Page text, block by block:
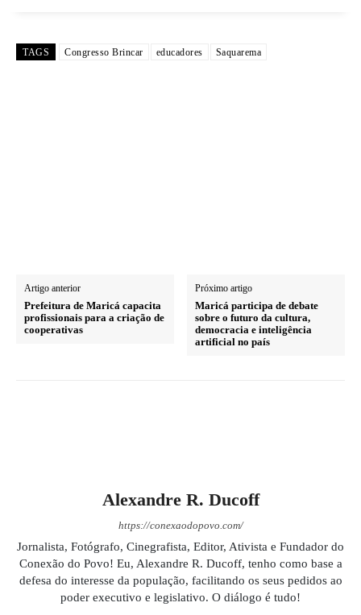
TAGS Congresso Brincar educadores Saquarema
Artigo anterior
Prefeitura de Maricá capacita
profissionais para a criação de
cooperativas
Próximo artigo
Maricá participa de debate
sobre o futuro da cultura,
democracia e inteligência
artificial no país
Alexandre R. Ducoff
https://conexaodopovo.com/
Jornalista, Fotógrafo, Cinegrafista, Editor, Ativista e Fundador do
Conexão do Povo! Eu, Alexandre R. Ducoff, tenho como base a
defesa do interesse da população, facilitando os seus pedidos ao
poder executivo e legislativo. O diálogo é tudo!